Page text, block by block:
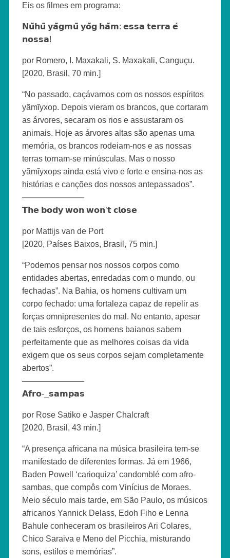
Eis os filmes em programa:
𝗡𝘂̃𝗵𝘂̃ 𝘆𝗮̃𝗴𝗺𝘂̃ 𝘆𝗼̃𝗴 𝗵𝗮̃𝗺: 𝗲𝘀𝘀𝗮 𝘁𝗲𝗿𝗿𝗮 𝗲́
𝗻𝗼𝘀𝘀𝗮!
por Romero, I. Maxakali, S. Maxakali, Canguçu.
[2020, Brasil, 70 min.]
“No passado, caçávamos com os nossos espíritos
yãmĩyxop. Depois vieram os brancos, que cortaram
as árvores, secaram os rios e assustaram os
animais. Hoje as árvores altas são apenas uma
memória, os brancos rodeiam-nos e as nossas
terras tornam-se minúsculas. Mas o nosso
yãmĩyxops ainda está vivo e forte e ensina-nos as
histórias e canções dos nossos antepassados”.
———————–
𝗧𝗵𝗲 𝗯𝗼𝗱𝘆 𝘄𝗼𝗻 𝘄𝗼𝗻’𝘁 𝗰𝗹𝗼𝘀𝗲
por Mattijs van de Port
[2020, Países Baixos, Brasil, 75 min.]
“Podemos pensar nos nossos corpos como
entidades abertas, enredadas com o mundo, ou
fechadas”. Na Bahia, os homens cultivam um
corpo fechado: uma fortaleza capaz de repelir as
forças omnipresentes do mal. No entanto, apesar
de tais esforços, os homens baianos sabem
perfeitamente que as melhores coisas da vida
exigem que os seus corpos sejam completamente
abertos”.
———————–
𝗔𝗳𝗿𝗼-_𝘀𝗮𝗺𝗽𝗮𝘀
por Rose Satiko e Jasper Chalcraft
[2020, Brasil, 43 min.]
“A presença africana na música brasileira tem-se
manifestado de diferentes formas. Já em 1966,
Baden Powell ‘carioquiza’ candomblé com afro-
sambas, que compôs com Vinícius de Moraes.
Meio século mais tarde, em São Paulo, os músicos
africanos Yannick Delass, Edoh Fiho e Lenna
Bahule conheceram os brasileiros Ari Colares,
Chico Saraiva e Meno del Picchia, misturando
sons, estilos e memórias”.